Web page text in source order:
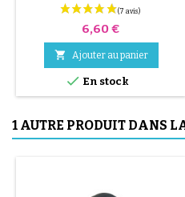
Prix
6,60 €
 Ajouter au panier
 En stock
1 AUTRE PRODUIT DANS